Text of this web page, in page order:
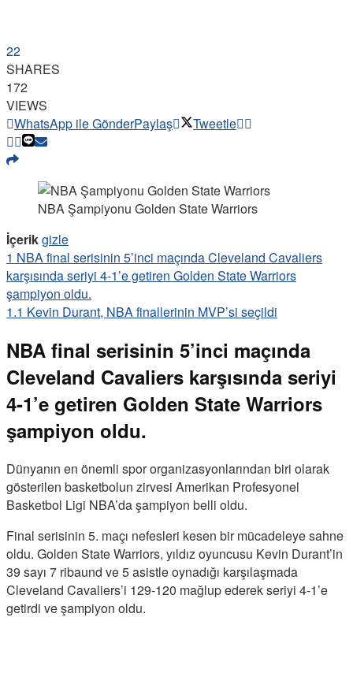
22
SHARES
172
VIEWS
WhatsApp ile GönderPaylaş Tweetle
NBA Şampiyonu Golden State Warriors
İçerikgizle
1 NBA final serisinin 5’inci maçında Cleveland Cavaliers
karşısında seriyi 4-1’e getiren Golden State Warriors
şampiyon oldu.
1.1 Kevin Durant, NBA finallerinin MVP’si seçildi
NBA final serisinin 5’inci maçında
Cleveland Cavaliers karşısında seriyi
4-1’e getiren Golden State Warriors
şampiyon oldu.
Dünyanın en önemli spor organizasyonlarından biri olarak
gösterilen basketbolun zirvesi Amerikan Profesyonel
Basketbol Ligi NBA’da şampiyon belli oldu.
Final serisinin 5. maçı nefesleri kesen bir mücadeleye sahne
oldu. Golden State Warriors, yıldız oyuncusu Kevin Durant’in
39 sayı 7 ribaund ve 5 asistle oynadığı karşılaşmada
Cleveland Cavaliers’i 129-120 mağlup ederek seriyi 4-1’e
getirdi ve şampiyon oldu.